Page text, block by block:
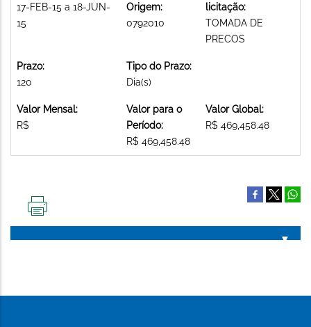
17-FEB-15 a 18-JUN-
15
Origem:
0792010
licitação:
TOMADA DE
PRECOS
Prazo:
120
Tipo do Prazo:
Dia(s)
Valor Mensal:
R$
Valor para o
Período:
R$ 469,458.48
Valor Global:
R$ 469,458.48
PÁGINA